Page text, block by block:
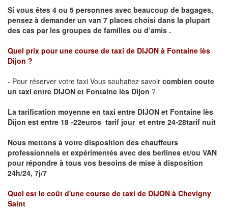
Si vous êtes 4 ou 5 personnes avec beaucoup de bagages,
pensez à demander un van 7 places choisi dans la plupart
des cas par les groupes de familles ou d’amis .
Quel prix pour une course de taxi de DIJON à Fontaine lès
Dijon ?
- Pour réserver votre taxi Vous souhaitez savoir combien coute
un taxi entre DIJON et Fontaine lès Dijon ?
La tarification moyenne en taxi entre DIJON et Fontaine lès
Dijon est entre 18 -22euros tarif jour et entre 24-28tarif nuit
Nous mettons à votre disposition des chauffeurs
professionnels et expérimentés avec des berlines et/ou VAN
pour répondre à tous vos besoins de mise à disposition
24h/24, 7j/7
Quel est le coût d'une course de taxi de DIJON à Chevigny
Saint